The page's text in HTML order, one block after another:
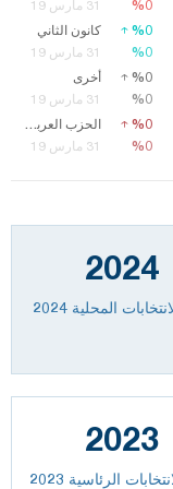
كانون الثاني
أخرى
الحزب العربي الديمقراطي
%0
%0
%0
%0
%0
%0
31 مارس 19
31 مارس 19
31 مارس 19
31 مارس 19
%0
%0
%0
%0
%0
%0
%0
%0
2024
المحلية 2024
2023
الرئاسية 2023